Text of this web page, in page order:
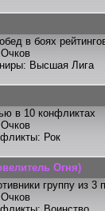
в боях
Очков
Высшая Лига
в 10 конфликтах
Очков
Рок
Огня)
группу из
Очков